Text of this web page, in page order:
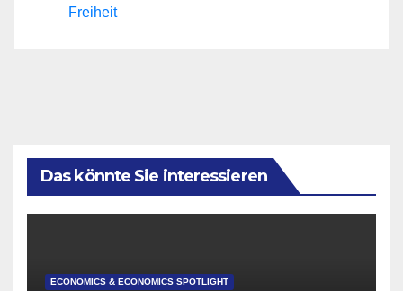
Freiheit
Das könnte Sie interessieren
ECONOMICS & ECONOMICS SPOTLIGHT